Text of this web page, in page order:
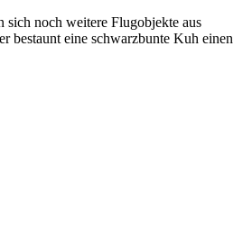
sich noch weitere Flugobjekte aus
bestaunt eine schwarzbunte Kuh einen